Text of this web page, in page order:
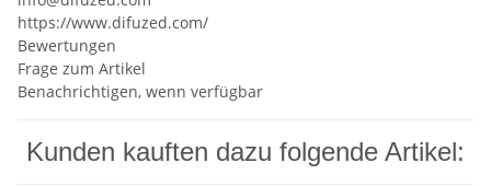
https://www.difuzed.com/
Bewertungen
Frage zum Artikel
Benachrichtigen, wenn verfügbar
Kunden kauften dazu folgende Artikel: